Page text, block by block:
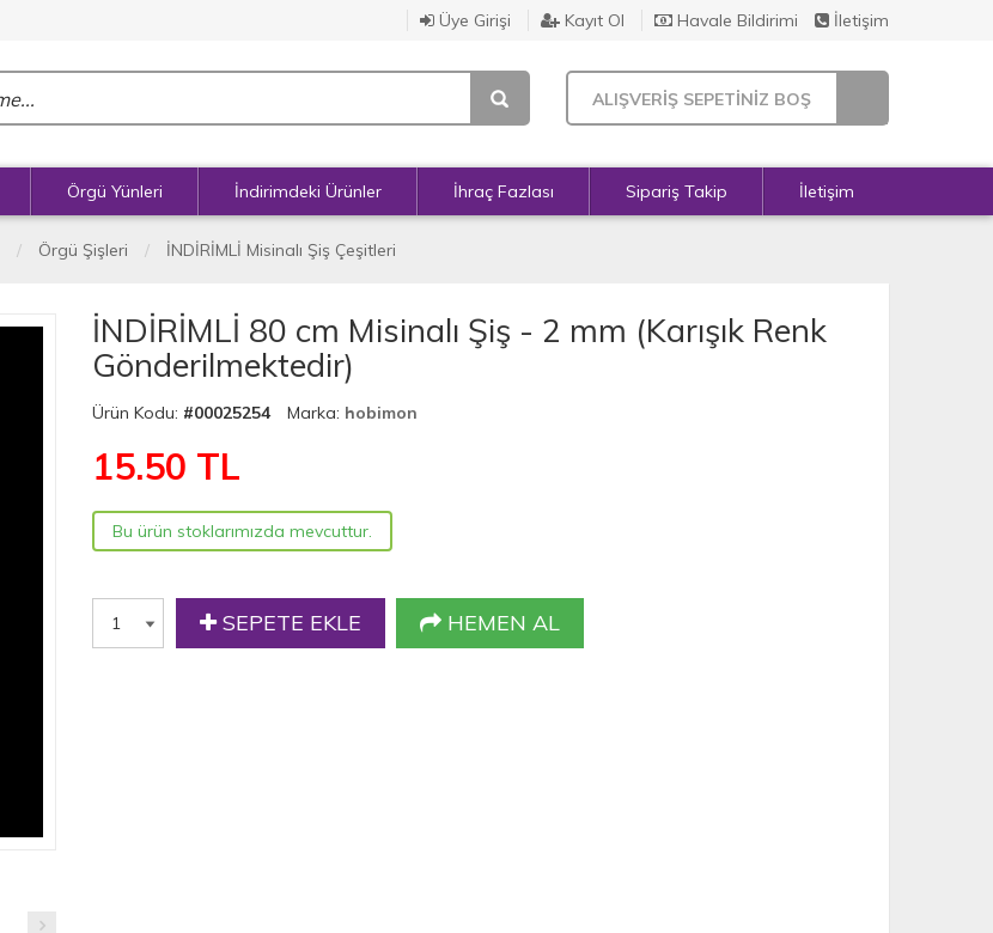
Üye Girişi Kayıt Ol Havale Bildirimi İletişim
ALIŞVERİŞ SEPETİNİZ BOŞ
Örgü Yünleri İndirimdeki Ürünler İhraç Fazlası Sipariş Takip İletişim
Örgü Şişleri İNDİRİMLİ Misinalı Şiş Çeşitleri
İNDİRİMLİ 80 cm Misinalı Şiş - 2 mm (Karışık Renk
Gönderilmektedir)
Ürün Kodu: #00025254 Marka: hobimon
15.50 TL
Bu ürün stoklarımızda mevcuttur.
SEPETE EKLE HEMEN AL